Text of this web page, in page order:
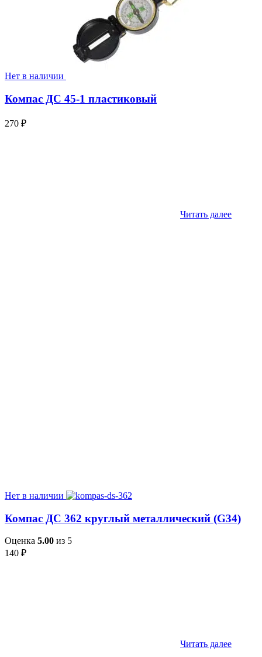
Нет в наличии
Компас ДС 45-1 пластиковый
270 ₽
Читать далее
Нет в наличии
Компас ДС 362 круглый металлический (G34)
Оценка 5.00 из 5
140 ₽
Читать далее